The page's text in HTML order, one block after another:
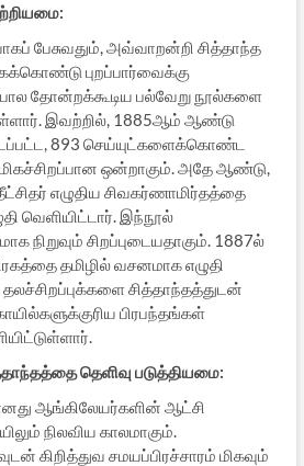
:
பேசுவதும், அவ்வாறன்றி சித்தாந்த
புறப்பார்வைக்கு
தோன்றக்கூடிய பல்வேறு நூல்களை
இவற்றில், 1885ஆம் ஆண்டு
893 செய்யுட்களைக்கொண்ட
ஒன்றாகும். அதே ஆண்டு,
எழுதிய சிவகர்ணாமிர்தத்தை
வெளியிட்டார். இந்நூல்
நிறுவும் சிறப்புடையதாகும். 1887ல்
தமிழில் வசனமாக எழுதி
சித்தாந்தத்துடன்
பிரபந்தங்கள்
தெளிவு படுத்தியமை:
ஆங்கிலேயர்களின் ஆட்சி
நிலவிய காலமாகும்.
கிறித்துவ சமயப்பிரச்சாரம் மிகவும்